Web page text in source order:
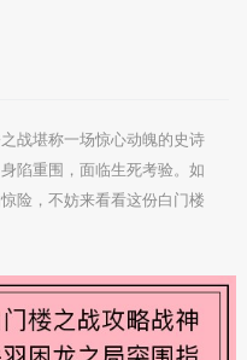
战堪称一场惊心动魄的史诗
陷重围，面临生死考验。如
险，不妨来看看这份白门楼